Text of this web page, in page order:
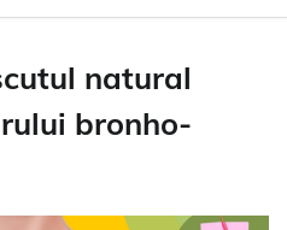
natural
bronho-